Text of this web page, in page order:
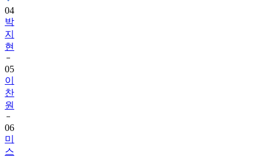
04
박
지
현
05
이
찬
원
06
미
스